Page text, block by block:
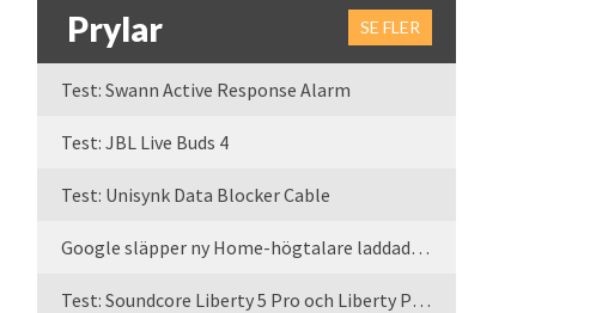
Prylar SE FLER
Test: Swann Active Response Alarm
Test: JBL Live Buds 4
Test: Unisynk Data Blocker Cable
Google släpper ny Home-högtalare laddad med Gemini
Test: Soundcore Liberty 5 Pro och Liberty Pro Max